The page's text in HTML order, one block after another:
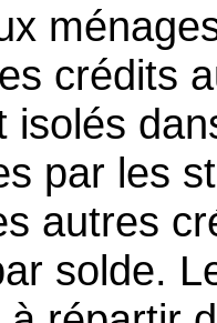
crédits
isolés
par les
autres
solde.